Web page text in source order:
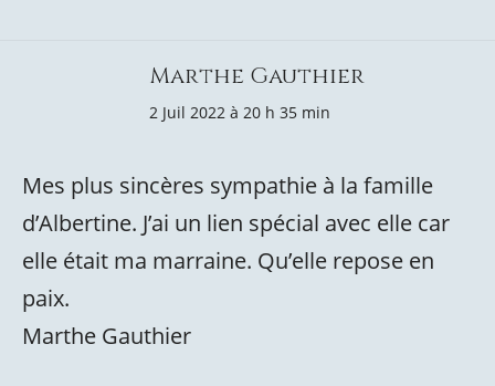
Marthe Gauthier
2 Juil 2022 à 20 h 35 min
Mes plus sincères sympathie à la famille
d’Albertine. J’ai un lien spécial avec elle car
elle était ma marraine. Qu’elle repose en
paix.
Marthe Gauthier